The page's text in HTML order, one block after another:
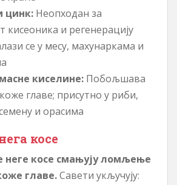
цинк: Неопходан за
кисеоника и регенерацију
се у месу, махунаркама и
киселине: Побољшава
главе; присутно у риби,
и орасима
косе
неге косе смањују ломљење
главе.Савети укључују: